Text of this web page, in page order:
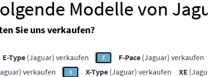
Modelle von
Sie uns verkaufen?
E-Type (Jaguar) verkaufen F F-Pace (Jaguar) verkaufen
verkaufen X X-Type (Jaguar) verkaufen XE